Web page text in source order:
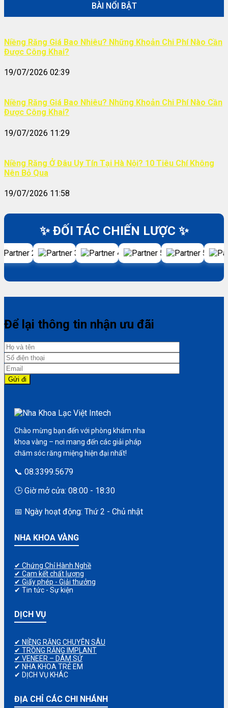
BÀI NỔI BẬT
Niềng Răng Giá Bao Nhiêu? Những Khoản Chi Phí Nào Cần
Được Công Khai?
19/07/2026 02:39
Niềng Răng Giá Bao Nhiêu? Những Khoản Chi Phí Nào Cần
Được Công Khai?
19/07/2026 11:29
Niềng Răng Ở Đâu Uy Tín Tại Hà Nội? 10 Tiêu Chí Không
Nên Bỏ Qua
19/07/2026 11:58
✨ ĐỐI TÁC CHIẾN LƯỢC ✨
Để lại thông tin nhận ưu đãi
Chào mừng bạn đến với phòng khám nha
khoa vàng – nơi mang đến các giải pháp
chăm sóc răng miệng hiện đại nhất!
📞 08.3399.5679
🕒 Giờ mở cửa: 08:00 - 18:30
📅 Ngày hoạt động: Thứ 2 - Chủ nhật
NHA KHOA VÀNG
✔ Chứng Chỉ Hành Nghề
✔ Cam kết chất lượng
✔ Giấy phép - Giải thưởng
✔ Tin tức - Sự kiện
DỊCH VỤ
✔ NIỀNG RĂNG CHUYÊN SÂU
✔ TRỒNG RĂNG IMPLANT
✔ VENEER – DÁM SỨ
✔ NHA KHOA TRẺ EM
✔ DỊCH VỤ KHÁC
ĐỊA CHỈ CÁC CHI NHÁNH